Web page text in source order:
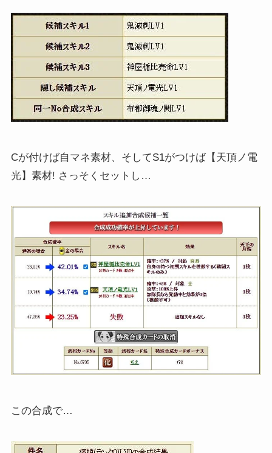
Cが付けば自マネ素材、そしてS1がつけば【天頂ノ電
光】素材! さっそくセットし…
この合成で…